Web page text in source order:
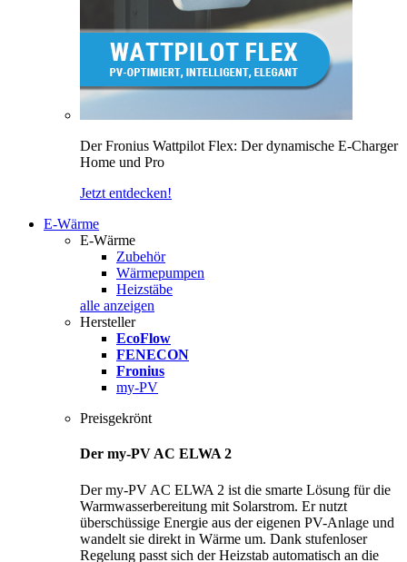
Der Fronius Wattpilot Flex: Der dynamische E-Charger
Home und Pro
Jetzt entdecken!
E-Wärme
E-Wärme
Zubehör
Wärmepumpen
Heizstäbe
alle anzeigen
Hersteller
EcoFlow
FENECON
Fronius
my-PV
Preisgekrönt
Der my-PV AC ELWA 2
Der my-PV AC ELWA 2 ist die smarte Lösung für die
Warmwasserbereitung mit Solarstrom. Er nutzt
überschüssige Energie aus der eigenen PV-Anlage und
wandelt sie direkt in Wärme um. Dank stufenloser
Regelung passt sich der Heizstab automatisch an die